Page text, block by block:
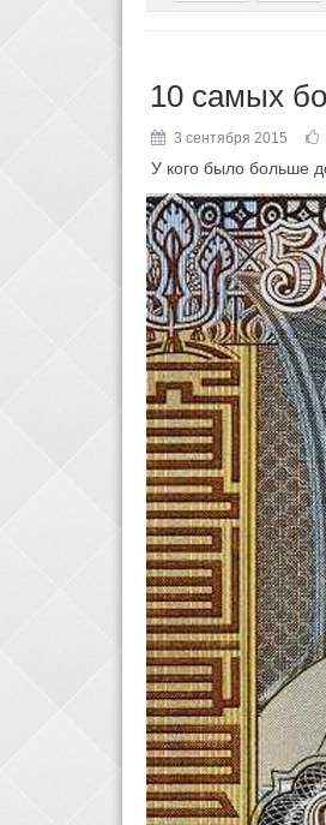
10 самых
3 сентября 2015
У кого было больше